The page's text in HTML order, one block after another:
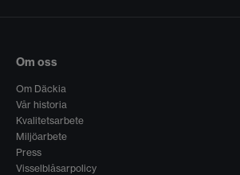
Om oss
Om Däckia
Vår historia
Kvalitetsarbete
Miljöarbete
Press
Visselblåsarpolicy